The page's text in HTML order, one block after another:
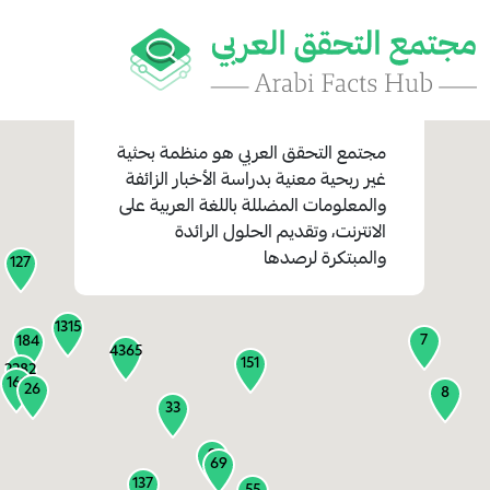
69
127
137
2282
8
4365
184
33
7
151
1315
26
1
9
161
مجتمع التحقق العربيهو منظمة بحثية
غير ربحية معنية بدراسة الأخبار الزائفة
والمعلومات المضللة باللغة العربية على
الانترنت، وتقديم الحلول الرائدة
والمبتكرة لرصدها